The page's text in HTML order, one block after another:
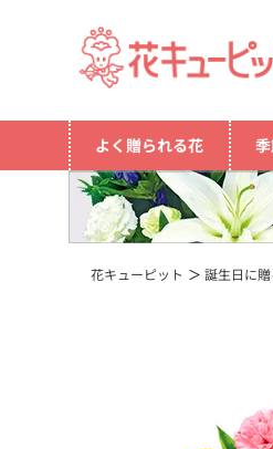
よく贈られる花
花キューピット 誕生日に